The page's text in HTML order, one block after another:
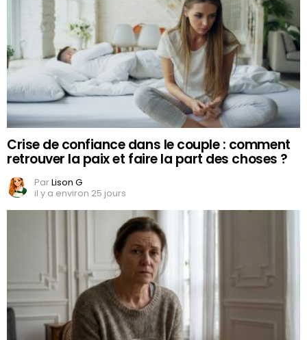
Crise de confiance dans le couple : comment
retrouver la paix et faire la part des choses ?
ParLison G
il y a environ 25 jours